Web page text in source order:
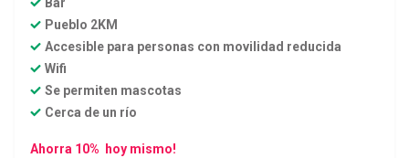
Bar
Pueblo 2KM
Accesible para personas con movilidad reducida
Wifi
Se permiten mascotas
Cerca de un río
Ahorra 10% hoy mismo!